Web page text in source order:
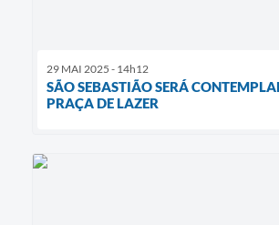
29 MAI 2025 - 14h12
SÃO SEBASTIÃO SERÁ
PRAÇA DE LAZER